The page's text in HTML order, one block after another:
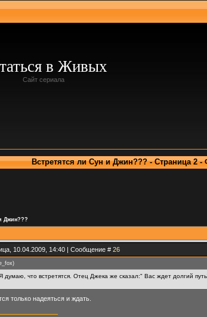
в Живых
Сайт сериала
Встретятся ли Сун и Джин??? - Страница 2
Джин???
10.04.2009, 14:40 | Сообщение # 26
)
думаю, что встретятся. Отец Джека же сказал:" Вас ждет долгий
только надеяться и ждать.